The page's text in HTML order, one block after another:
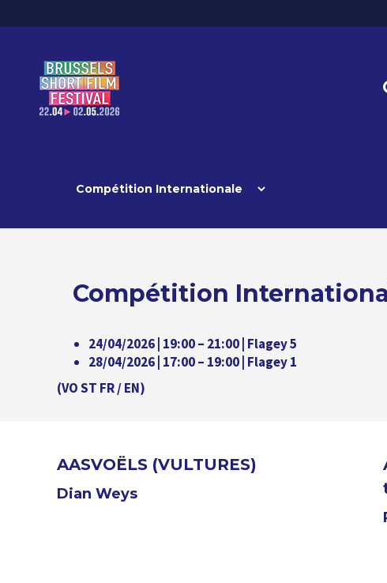
Compétition
24/04/2026 | 19:00 – 21:00 | Flagey 5
28/04/2026 | 17:00 – 19:00 | Flagey 1
(VO ST FR / EN)
AASVOËLS (VULTURES)
Dian Weys